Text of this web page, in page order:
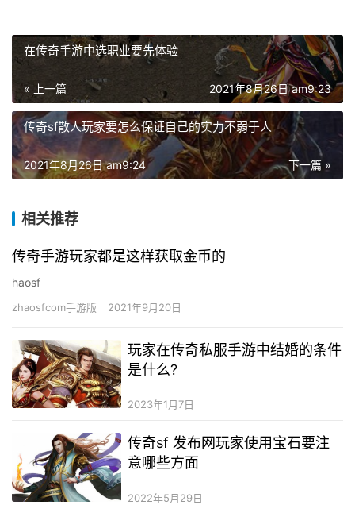
在传奇手游中选职业要先体验
« 上一篇 2021年8月26日 am9:23
传奇sf散人玩家要怎么保证自己的实力不弱于人
下一篇 »
2021年8月26日 am9:24
相关推荐
传奇手游玩家都是这样获取金币的
haosf
zhaosfcom手游版 2021年9月20日
玩家在传奇私服手游中结婚的条件
是什么?
2023年1月7日
传奇sf 发布网玩家使用宝石要注
意哪些方面
2022年5月29日